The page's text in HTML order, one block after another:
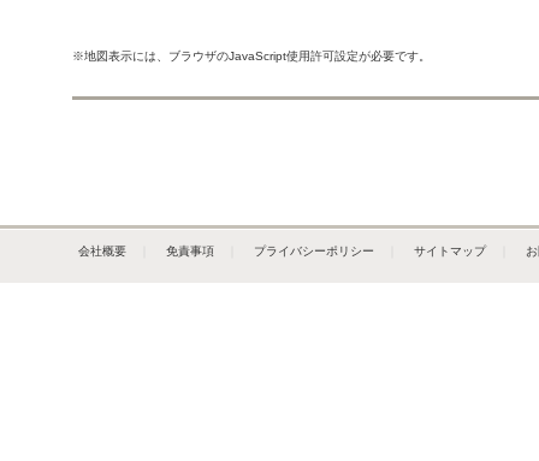
※地図表示には、ブラウザのJavaScript使用許可設定が必要です。
会社概要 免責事項 プライバシーポリシー サイトマップ｜